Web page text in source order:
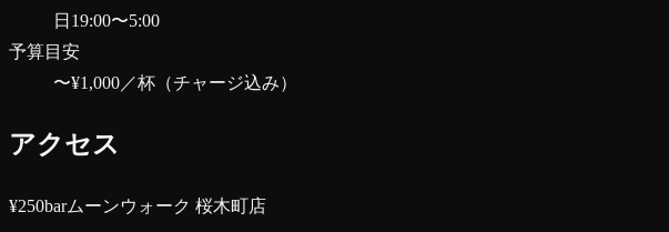
日 19:00〜5:00
予算目安
〜¥1,000 ／杯（チャージ込み）
アクセス
¥250barムーンウォーク 桜木町店